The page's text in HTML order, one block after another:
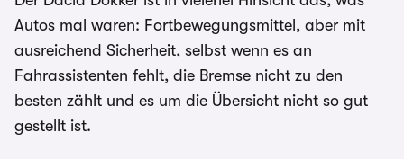
Autos mal waren: Fortbewegungsmittel, aber mit
ausreichend Sicherheit, selbst wenn es an
Fahrassistenten fehlt, die Bremse nicht zu den
besten zählt und es um die Übersicht nicht so gut
gestellt ist.